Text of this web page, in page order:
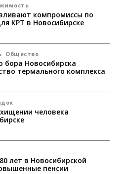
компромиссы по
КРТ в Новосибирске
Общество
бора Новосибирска
термального комплекса
человека
лет в Новосибирской
пенсии